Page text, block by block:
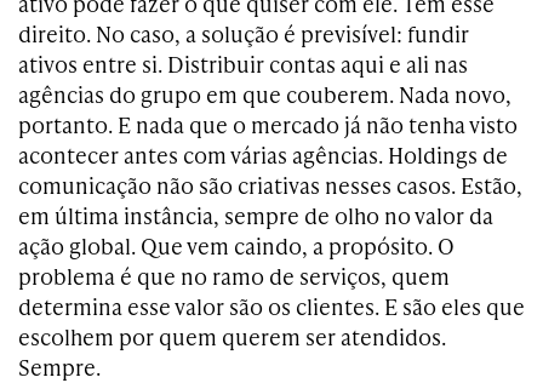
direito. No caso, a solução é previsível: fundir
ativos entre si. Distribuir contas aqui e ali nas
agências do grupo em que couberem. Nada novo,
portanto. E nada que o mercado já não tenha visto
acontecer antes com várias agências. Holdings de
comunicação não são criativas nesses casos. Estão,
em última instância, sempre de olho no valor da
ação global. Que vem caindo, a propósito. O
problema é que no ramo de serviços, quem
determina esse valor são os clientes. E são eles que
escolhem por quem querem ser atendidos.
Sempre.